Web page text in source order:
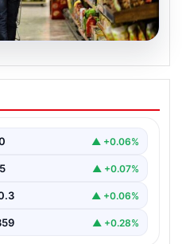
Ne
Ekonomistlerin
tarafından açıklanacak
▲ +0.06%
▲ +0.07%
▲ +0.06%
▲ +0.28%